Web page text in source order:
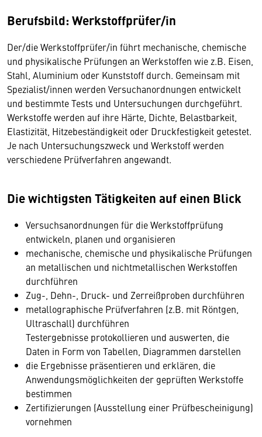
Berufsbild: Werkstoffprüfer/in
Der/die Werkstoffprüfer/in führt mechanische, chemische
und physikalische Prüfungen an Werkstoffen wie z.B. Eisen,
Stahl, Aluminium oder Kunststoff durch. Gemeinsam mit
Spezialist/innen werden Versuchanordnungen entwickelt
und bestimmte Tests und Untersuchungen durchgeführt.
Werkstoffe werden auf ihre Härte, Dichte, Belastbarkeit,
Elastizität, Hitzebeständigkeit oder Druckfestigkeit getestet.
Je nach Untersuchungszweck und Werkstoff werden
verschiedene Prüfverfahren angewandt.
Die wichtigsten Tätigkeiten auf einen Blick
Versuchsanordnungen für die Werkstoffprüfung
entwickeln, planen und organisieren
mechanische, chemische und physikalische Prüfungen
an metallischen und nichtmetallischen Werkstoffen
durchführen
Zug-, Dehn-, Druck- und Zerreißproben durchführen
metallographische Prüfverfahren (z.B. mit Röntgen,
Ultraschall) durchführen
Testergebnisse protokollieren und auswerten, die
Daten in Form von Tabellen, Diagrammen darstellen
die Ergebnisse präsentieren und erklären, die
Anwendungsmöglichkeiten der geprüften Werkstoffe
bestimmen
Zertifizierungen (Ausstellung einer Prüfbescheinigung)
vornehmen